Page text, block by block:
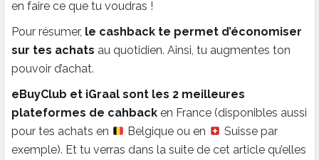
en faire ce que tu voudras !
Pour résumer, le cashback te permet d’économiser
sur tes achats au quotidien. Ainsi, tu augmentes ton
pouvoir d’achat.
eBuyClub et iGraal sont les 2 meilleures
plateformes de cahback en France (disponibles aussi
pour tes achats en
Belgique ou en
Suisse par
exemple). Et tu verras dans la suite de cet article qu’elles